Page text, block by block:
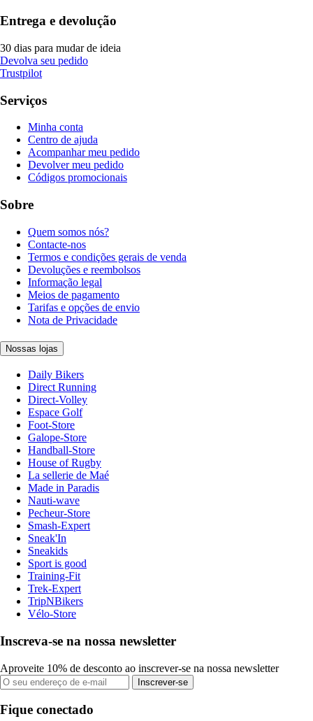
Entrega e devolução
30 dias para mudar de ideia
Devolva seu pedido
Trustpilot
Serviços
Minha conta
Centro de ajuda
Acompanhar meu pedido
Devolver meu pedido
Códigos promocionais
Sobre
Quem somos nós?
Contacte-nos
Termos e condições gerais de venda
Devoluções e reembolsos
Informação legal
Meios de pagamento
Tarifas e opções de envio
Nota de Privacidade
Nossas lojas
Daily Bikers
Direct Running
Direct-Volley
Espace Golf
Foot-Store
Galope-Store
Handball-Store
House of Rugby
La sellerie de Maé
Made in Paradis
Nauti-wave
Pecheur-Store
Smash-Expert
Sneak'In
Sneakids
Sport is good
Training-Fit
Trek-Expert
TripNBikers
Vélo-Store
Inscreva-se na nossa newsletter
Aproveite 10% de desconto ao inscrever-se na nossa newsletter
Inscrever-se
Fique conectado